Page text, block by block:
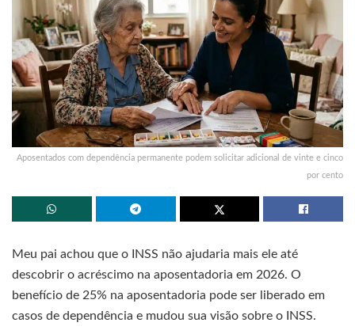
Aposentados com dependência permanente podem solicitar adicional de vinte e cinco
por cento
Meu pai achou que o INSS não ajudaria mais ele até
descobrir o acréscimo na aposentadoria em 2026. O
benefício de 25% na aposentadoria pode ser liberado em
casos de dependência e mudou sua visão sobre o INSS.